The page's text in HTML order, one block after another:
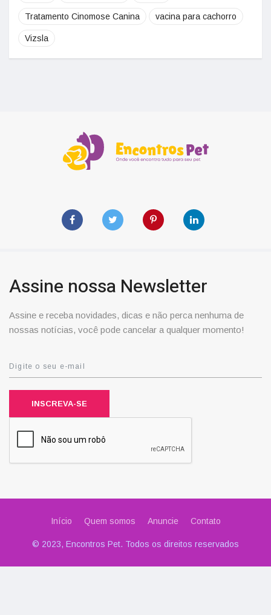
Tratamento Cinomose Canina vacina para cachorro
Vizsla
Assine nossa Newsletter
Assine e receba novidades, dicas e não perca nenhuma de
nossas notícias, você pode cancelar a qualquer momento!
INSCREVA-SE
Início Quem somos Anuncie Contato
© 2023, Encontros Pet. Todos os direitos reservados